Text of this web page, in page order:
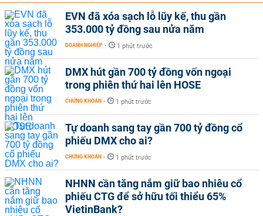
EVN đã xóa sạch lỗ lũy kế, thu gần
353.000 tỷ đồng sau nửa năm
DOANH NGHIỆP - 1 phút trước
DMX hút gần 700 tỷ đồng vốn ngoại
trong phiên thứ hai lên HOSE
CHỨNG KHOÁN - 1 phút trước
Tự doanh sang tay gần 700 tỷ đồng cổ
phiếu DMX cho ai?
CHỨNG KHOÁN - 1 phút trước
NHNN cần tăng nắm giữ bao nhiêu cổ
phiếu CTG để sở hữu tối thiểu 65%
VietinBank?